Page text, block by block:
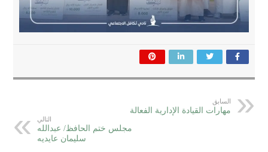
السابق
مهارات القيادة الإدارية الفعالة
التالي
مجلس ختم الحافظ/ عبدالله
سليمان عايديه